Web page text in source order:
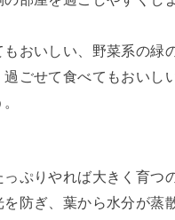
おいしい、野菜系の緑
ごせて食べてもおいし
ぷりやれば大きく育つ
防ぎ、葉から水分が蒸